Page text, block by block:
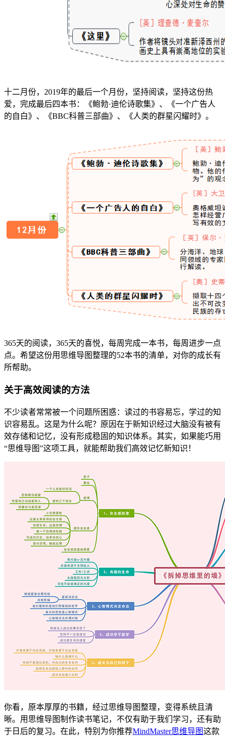
十二月份，2019年的最后一个月份，坚持阅读，坚持这份热
爱，完成最后四本书：《鲍勃·迪伦诗歌集》、《一个广告人
的自白》、《BBC科普三部曲》、《人类的群星闪耀时》。
365天的阅读，365天的喜悦，每周完成一本书，每周进步一点
点。希望这份用思维导图整理的52本书的清单，对你的成长有
所帮助。
关于高效阅读的方法
不少读者常常被一个问题所困惑：读过的书容易忘，学过的知
识容易乱。这是为什么呢？原因在于新知识经过大脑没有被有
效存储和记忆，没有形成稳固的知识体系。其实，如果能巧用
“思维导图”这项工具，就能帮助我们高效记忆新知识！
你看，原本厚厚的书籍，经过思维导图整理，变得系统且清
晰。用思维导图制作读书笔记，不仅有助于我们学习，还有助
于日后的复习。在此，特别为你推荐MindMaster思维导图这款